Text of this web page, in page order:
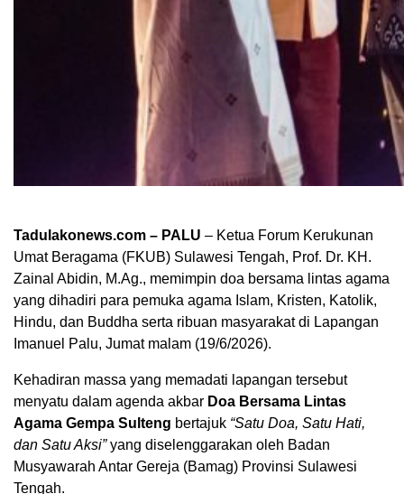
Tadulakonews.com – PALU – Ketua Forum Kerukunan
Umat Beragama (FKUB) Sulawesi Tengah, Prof. Dr. KH.
Zainal Abidin, M.Ag., memimpin doa bersama lintas agama
yang dihadiri para pemuka agama Islam, Kristen, Katolik,
Hindu, dan Buddha serta ribuan masyarakat di Lapangan
Imanuel Palu, Jumat malam (19/6/2026).
Kehadiran massa yang memadati lapangan tersebut
menyatu dalam agenda akbar Doa Bersama Lintas
Agama Gempa Sulteng bertajuk “Satu Doa, Satu Hati,
dan Satu Aksi”yang diselenggarakan oleh Badan
Musyawarah Antar Gereja (Bamag) Provinsi Sulawesi
Tengah.